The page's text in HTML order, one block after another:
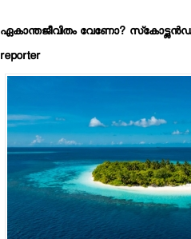
ഏകാന്തജീവിതം വേണോ?
reporter